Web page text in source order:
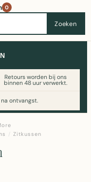
Zoeken
0
Retours worden bij ons
binnen 48 uur verwerkt.
ontvangst.
alle prijzen op
/ Zitkussen